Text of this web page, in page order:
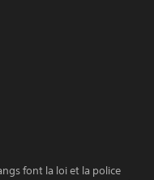
font la loi et la police